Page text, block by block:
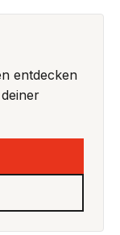
entdecken